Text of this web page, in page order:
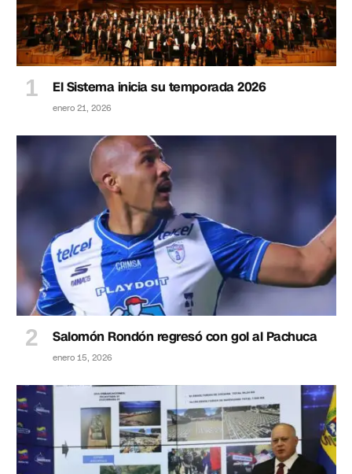
El Sistema inicia su temporada 2026
enero 21, 2026
Salomón Rondón regresó con gol al Pachuca
enero 15, 2026